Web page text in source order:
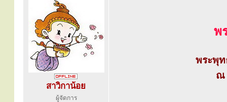
สาวิกาน้อย
ผู้จัดการ
พ
พระพุท
ณ